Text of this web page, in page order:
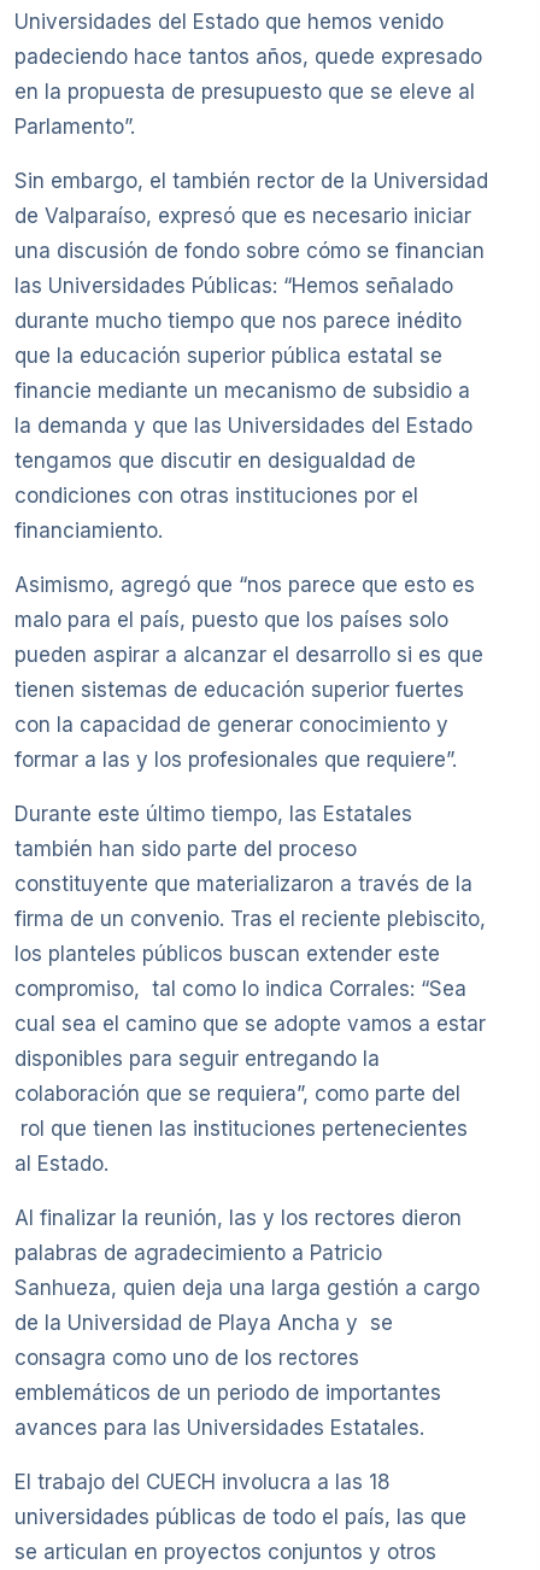
Universidades del Estado que hemos venido
padeciendo hace tantos años, quede expresado
en la propuesta de presupuesto que se eleve al
Parlamento”.
Sin embargo, el también rector de la Universidad
de Valparaíso, expresó que es necesario iniciar
una discusión de fondo sobre cómo se financian
las Universidades Públicas: “Hemos señalado
durante mucho tiempo que nos parece inédito
que la educación superior pública estatal se
financie mediante un mecanismo de subsidio a
la demanda y que las Universidades del Estado
tengamos que discutir en desigualdad de
condiciones con otras instituciones por el
financiamiento.
Asimismo, agregó que “nos parece que esto es
malo para el país, puesto que los países solo
pueden aspirar a alcanzar el desarrollo si es que
tienen sistemas de educación superior fuertes
con la capacidad de generar conocimiento y
formar a las y los profesionales que requiere”.
Durante este último tiempo, las Estatales
también han sido parte del proceso
constituyente que materializaron a través de la
firma de un convenio. Tras el reciente plebiscito,
los planteles públicos buscan extender este
compromiso, tal como lo indica Corrales: “Sea
cual sea el camino que se adopte vamos a estar
disponibles para seguir entregando la
colaboración que se requiera”, como parte del
rol que tienen las instituciones pertenecientes
al Estado.
Al finalizar la reunión, las y los rectores dieron
palabras de agradecimiento a Patricio
Sanhueza, quien deja una larga gestión a cargo
de la Universidad de Playa Ancha y se
consagra como uno de los rectores
emblemáticos de un periodo de importantes
avances para las Universidades Estatales.
El trabajo del CUECH involucra a las 18
universidades públicas de todo el país, las que
se articulan en proyectos conjuntos y otros